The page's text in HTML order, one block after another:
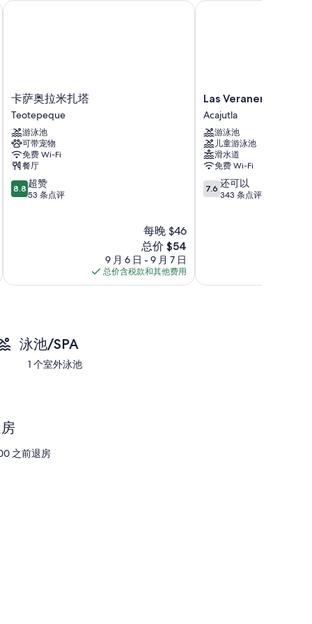
卡
萨
奥
拉
米
扎
塔
Teotepeque
卡萨奥拉米扎塔
Teotepeque
游泳池
可带宠物
免费 Wi-Fi
餐厅
8.8
分，
条
8.8 超赞
53 条点评
每晚 $46
新
价
格
$54
总价 $54
9 月 6 日 - 9 月 7 日
总价含税款和其他费用
卡萨奥拉米扎塔
Las
Veraneras
别
墅
和
度
假
村
Acajutla
Las Veraneras别墅和
Acajutla
游泳池
儿童游泳池
滑水道
免费 Wi-Fi
7.6
分，
343
7.6 还可以
343 条点评
Las Veraneras别墅和度
泳池/SPA
1 个室外泳池
之前退房